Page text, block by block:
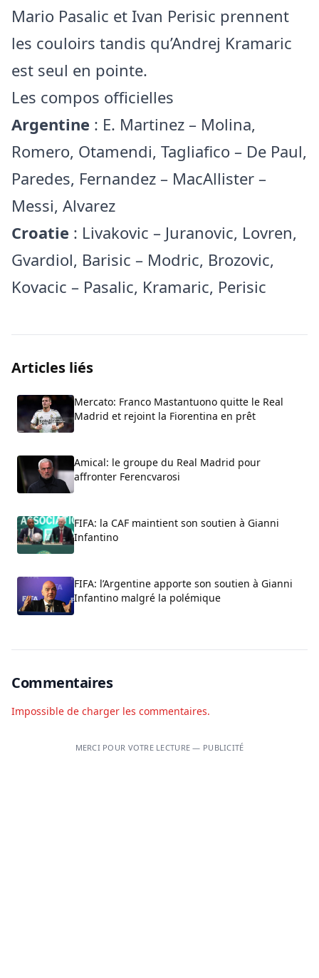
Mario Pasalic et Ivan Perisic prennent
les couloirs tandis qu’Andrej Kramaric
est seul en pointe.
Les compos officielles
Argentine : E. Martinez – Molina,
Romero, Otamendi, Tagliafico – De Paul,
Paredes, Fernandez – MacAllister –
Messi, Alvarez
Croatie : Livakovic – Juranovic, Lovren,
Gvardiol, Barisic – Modric, Brozovic,
Kovacic – Pasalic, Kramaric, Perisic
Articles liés
Mercato: Franco Mastantuono quitte le Real
Madrid et rejoint la Fiorentina en prêt
Amical: le groupe du Real Madrid pour
affronter Ferencvarosi
FIFA: la CAF maintient son soutien à Gianni
Infantino
FIFA: l’Argentine apporte son soutien à Gianni
Infantino malgré la polémique
Commentaires
Impossible de charger les commentaires.
MERCI POUR VOTRE LECTURE — PUBLICITÉ